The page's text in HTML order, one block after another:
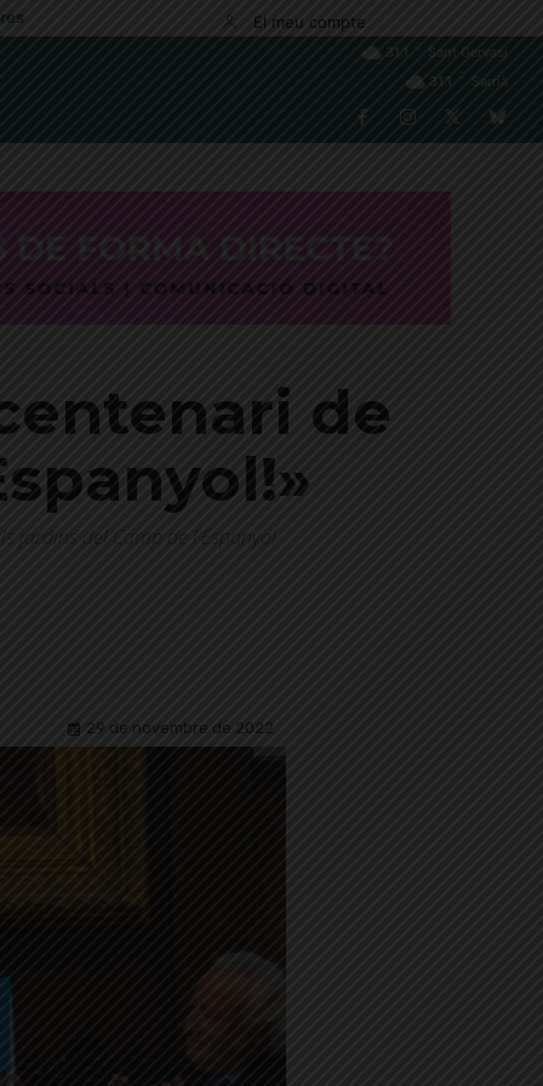
El meu compte
31.1
Sant Gervasi
31.1
Sarrià
de
jardins del Camp de l'Espanyol
29 de novembre de 2022